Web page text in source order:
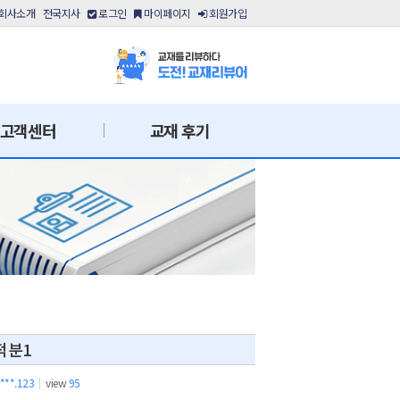
사소개 전국지사 로그인 마이페이지 회원가입
고객센터 교재 후기
분1
| view 95